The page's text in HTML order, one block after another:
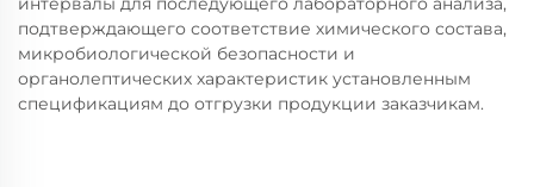
подтверждающего соответствие химического состава,
микробиологической безопасности и
органолептических характеристик установленным
спецификациям до отгрузки продукции заказчикам.